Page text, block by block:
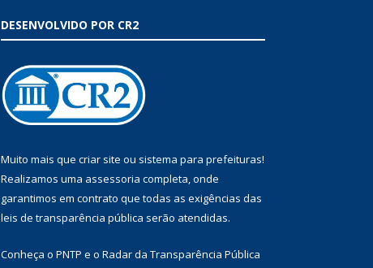
DESENVOLVIDO POR CR2
Muito mais que criar site ou sistema para prefeituras!
Realizamos uma assessoria completa, onde
garantimos em contrato que todas as exigências das
leis de transparência pública serão atendidas.
Conheça o PNTP e o Radar da Transparência Pública